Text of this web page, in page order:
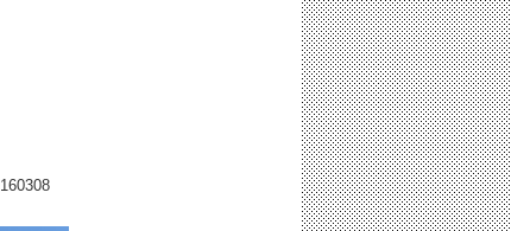
160308